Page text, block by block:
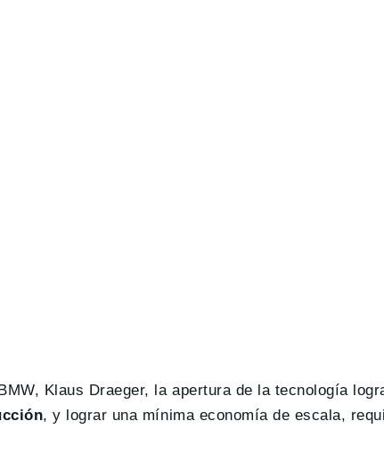
Klaus Draeger, la apertura de la tecnología
, y lograr una mínima economía de escala,